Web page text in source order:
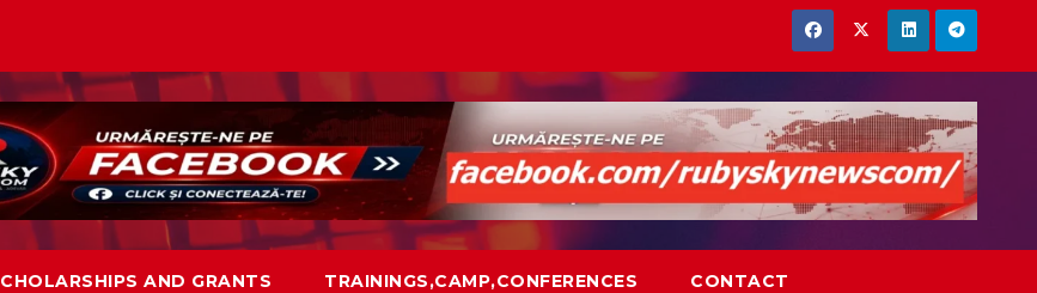
AND GRANTS TRAININGS,CAMP,CONFERENCES CONTACT